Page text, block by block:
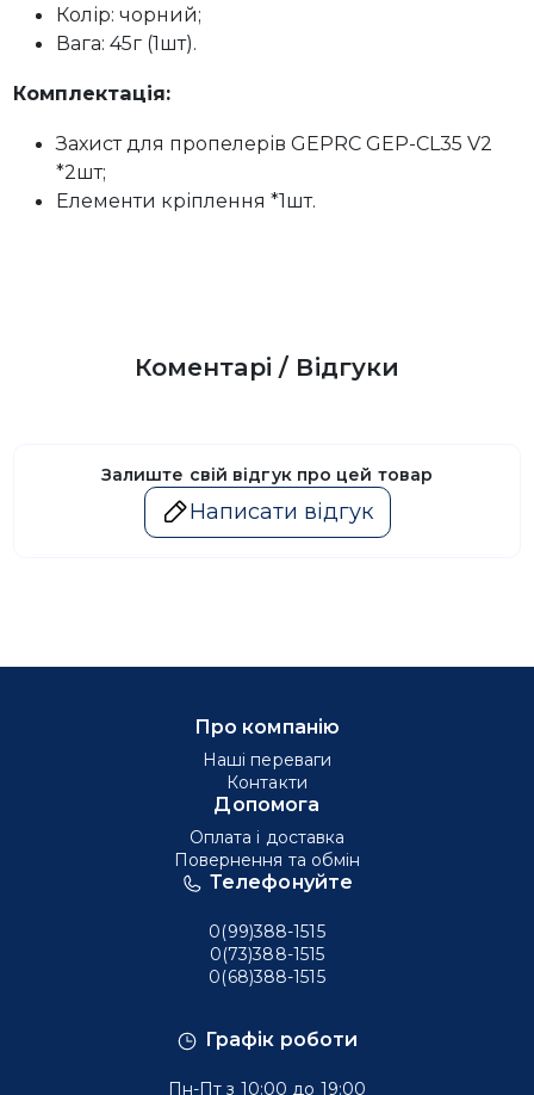
Колір: чорний;
Вага: 45г (1шт).
Комплектація:
Захист для пропелерів GEPRC GEP-CL35 V2
*2шт;
Елементи кріплення *1шт.
Коментарі / Відгуки
Залиште свій відгук про цей товар
Написати відгук
Графік роботи
Пн-Пт з 10:00 до 19:00
Телефонуйте
0(99)388-1515
0(73)388-1515
0(68)388-1515
Про компанію
Наші переваги
Контакти
Допомога
Оплата і доставка
Повернення та обмін